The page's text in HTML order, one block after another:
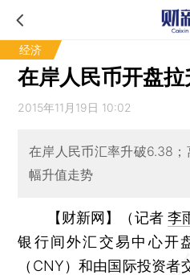
经济
在岸人民币开盘
2015年11月19日 10:02
在岸人民币汇率升破6.38
幅升值走势
【财新网】（记者李
银行间外汇交易中心开
（CNY）和由国际投资